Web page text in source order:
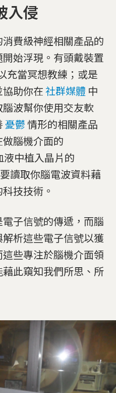
入侵
費級神經相關產品的
始浮現。有頭戴裝置
充當冥想教練；或是
助你在社群媒體 中
波幫你使用交友軟
憂鬱情形的相關產品
腦機介面的
中植入晶片的
讀取你腦電波資料藉
技技術。
子信號的傳遞，而腦
析這些電子信號以獲
些專注於腦機介面領
此窺知我們所思、所